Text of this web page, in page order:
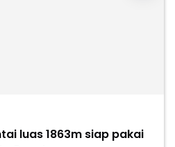
luas 1863m siap pakai